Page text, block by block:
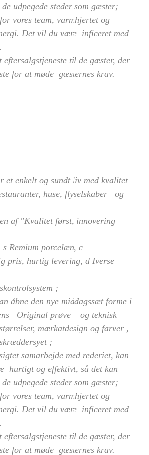
udpegede steder som gæster;
vores team, varmhjertet og
Det vil du være inficeret med
eftersalgstjeneste til de gæster, der
for at møde gæsternes krav.
et enkelt og sundt liv med kvalitet
huse, flyselskaber og
af "Kvalitet først, innovering
s Remium porcelæn, c
pris, hurtig levering, d Iverse
;
åbne den nye middagssæt forme i
Original prøve og teknisk
mærkatdesign og farver ,
;
samarbejde med rederiet, kan
hurtigt og effektivt, så det kan
udpegede steder som gæster;
vores team, varmhjertet og
Det vil du være inficeret med
eftersalgstjeneste til de gæster, der
for at møde gæsternes krav.